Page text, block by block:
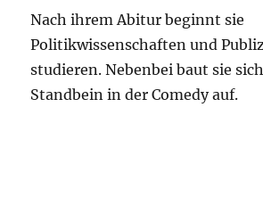
Nach ihrem Abitur beginnt sie
Politikwissenschaften und
studieren. Nebenbei baut sie
Standbein in der Comedy auf.